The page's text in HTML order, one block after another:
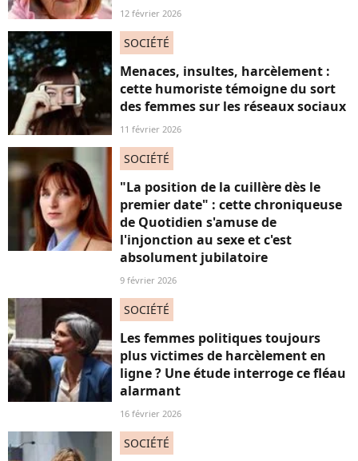
12 février 2026
SOCIÉTÉ
Menaces, insultes, harcèlement :
cette humoriste témoigne du sort
des femmes sur les réseaux sociaux
11 février 2026
SOCIÉTÉ
"La position de la cuillère dès le
premier date" : cette chroniqueuse
de Quotidien s'amuse de
l'injonction au sexe et c'est
absolument jubilatoire
9 février 2026
SOCIÉTÉ
Les femmes politiques toujours
plus victimes de harcèlement en
ligne ? Une étude interroge ce fléau
alarmant
16 février 2026
SOCIÉTÉ